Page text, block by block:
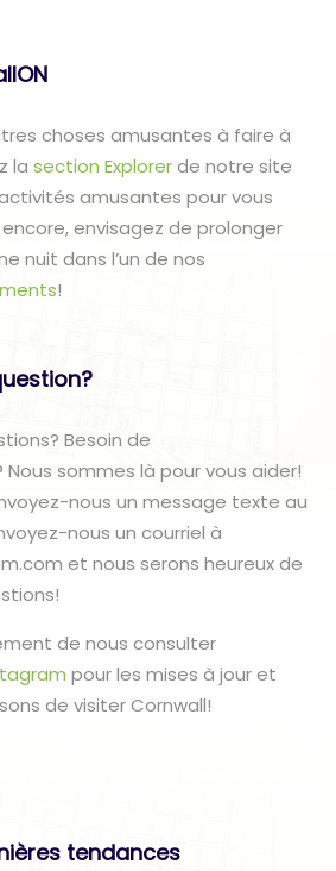
choses amusantes à faire à
la section Explorerde notre site
amusantes pour vous
envisagez de prolonger
nuit dans l’un de nos
!
Besoin de
sommes là pour vous aider!
nous un message texte au
nous un courriel à
et nous serons heureux de
de nous consulter
pour les mises à jour et
de visiter Cornwall!
tendances